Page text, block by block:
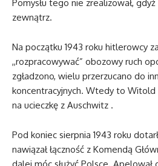
Pomysłu tego nie zrealizował,
zewnątrz.
Na początku 1943 roku hitlerowcy
,,rozpracowywać” obozowy ruch
zgładzono, wielu przerzucano do
koncentracyjnych. Wtedy to Witold
na ucieczkę z Auschwitz .
Pod koniec sierpnia 1943 roku
nawiązał łączność z Komendą